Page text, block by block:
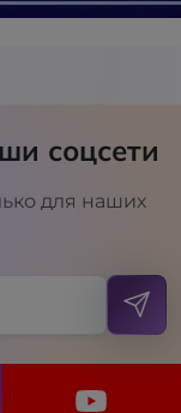
соцсети
для наших